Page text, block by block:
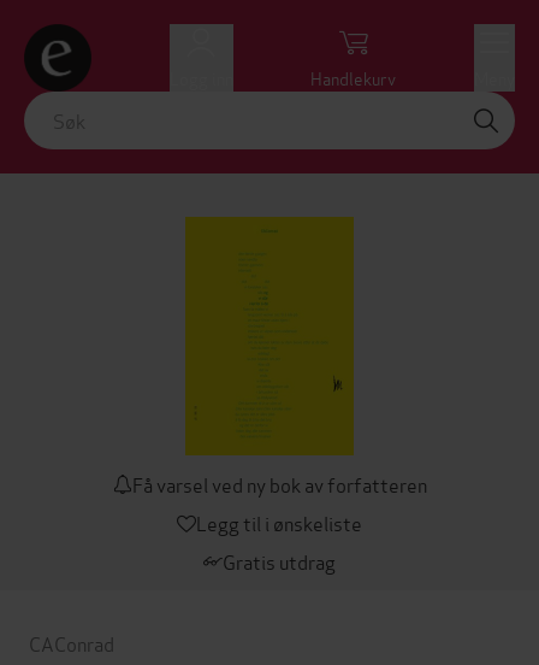
Handlekurv
Få varsel ved ny bok av forfatteren
Legg til i ønskeliste
Gratis utdrag
CAConrad